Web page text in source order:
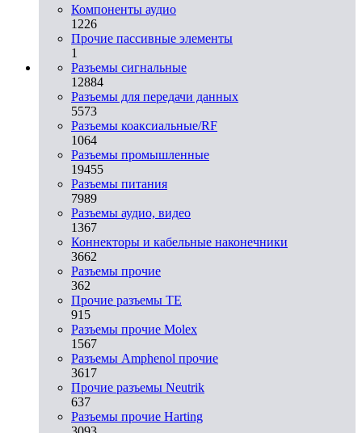
Компоненты аудио
1226
Прочие пассивные элементы
1
Разъeмы сигнальные
12884
Разъeмы для передачи данных
5573
Разъeмы коаксиальные/RF
1064
Разъeмы промышленные
19455
Разъeмы питания
7989
Разъeмы аудио, видео
1367
Коннекторы и кабельные наконечники
3662
Разъeмы прочие
362
Прочие разъемы TE
915
Разъемы прочие Molex
1567
Разъемы Amphenol прочие
3617
Прочие разъемы Neutrik
637
Разъемы прочие Harting